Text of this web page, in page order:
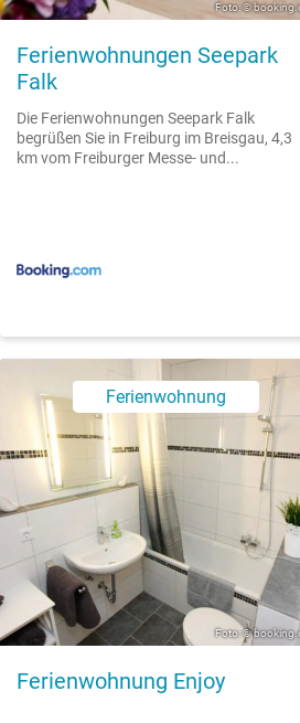
Foto: ©
Ferienwohnungen Seepark
Falk
Die Ferienwohnungen Seepark Falk
begrüßen Sie in Freiburg im Breisgau, 4,3
km vom Freiburger Messe- und...
Ferienwohnung
Foto: ©
Ferienwohnung Enjoy